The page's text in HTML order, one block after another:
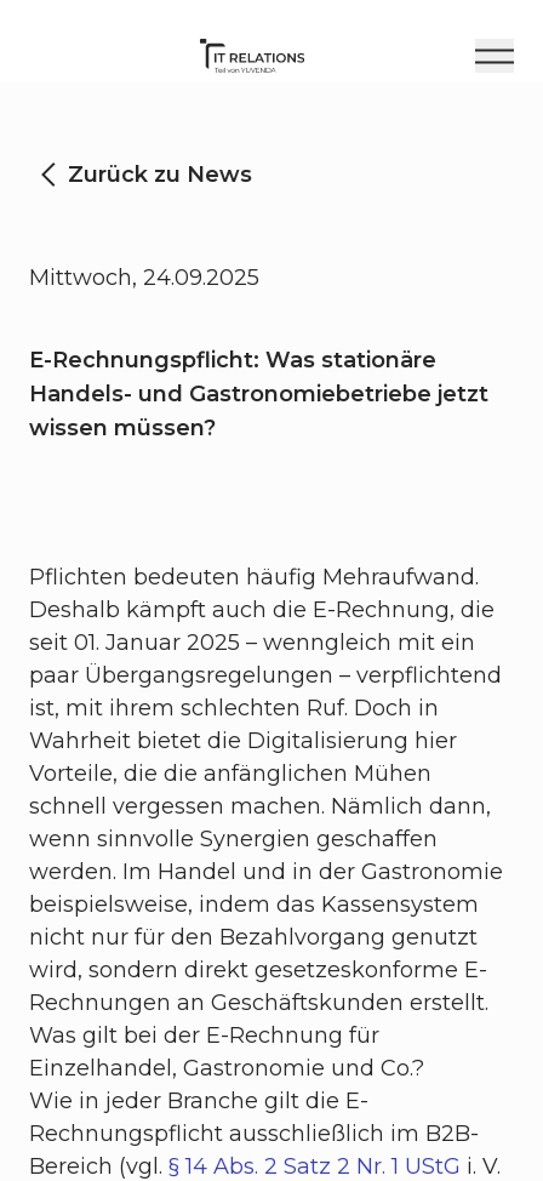
Zurück zu News
Mittwoch, 24.09.2025
E-Rechnungspflicht: Was stationäre
Handels- und Gastronomiebetriebe jetzt
wissen müssen?
Pflichten bedeuten häufig Mehraufwand.
Deshalb kämpft auch die E-Rechnung, die
seit 01. Januar 2025 – wenngleich mit ein
paar Übergangsregelungen – verpflichtend
ist, mit ihrem schlechten Ruf. Doch in
Wahrheit bietet die Digitalisierung hier
Vorteile, die die anfänglichen Mühen
schnell vergessen machen. Nämlich dann,
wenn sinnvolle Synergien geschaffen
werden. Im Handel und in der Gastronomie
beispielsweise, indem das Kassensystem
nicht nur für den Bezahlvorgang genutzt
wird, sondern direkt gesetzeskonforme E-
Rechnungen an Geschäftskunden erstellt.
Was gilt bei der E-Rechnung für
Einzelhandel, Gastronomie und Co.?
Wie in jeder Branche gilt die E-
Rechnungspflicht ausschließlich im B2B-
Bereich (vgl. § 14 Abs. 2 Satz 2 Nr. 1 UStG i. V.